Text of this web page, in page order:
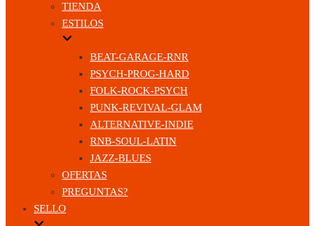
TIENDA
ESTILOS
BEAT-GARAGE-RNR
PSYCH-PROG-HARD
FOLK-ROCK-PSYCH
PUNK-REVIVAL-GLAM
ALTERNATIVE-INDIE
RNB-SOUL-LATIN
JAZZ-BLUES
OFERTAS
PREGUNTAS?
SELLO